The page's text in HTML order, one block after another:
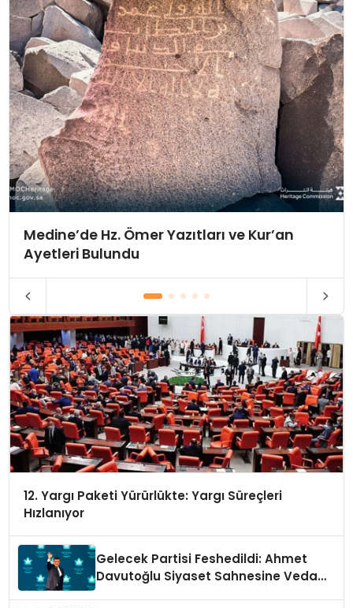
Medine’de Hz. Ömer Yazıtları ve Kur’an
Ayetleri Bulundu
12. Yargı Paketi Yürürlükte: Yargı Süreçleri
Hızlanıyor
Gelecek Partisi Feshedildi: Ahmet
Davutoğlu Siyaset Sahnesine Veda